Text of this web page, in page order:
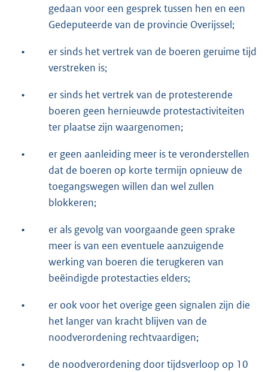
gedaan voor een gesprek tussen hen en een
Gedeputeerde van de provincie Overijssel;
•
er sinds het vertrek van de boeren geruime tijd
verstreken is;
•
er sinds het vertrek van de protesterende
boeren geen hernieuwde protestactiviteiten
ter plaatse zijn waargenomen;
•
er geen aanleiding meer is te veronderstellen
dat de boeren op korte termijn opnieuw de
toegangswegen willen dan wel zullen
blokkeren;
•
er als gevolg van voorgaande geen sprake
meer is van een eventuele aanzuigende
werking van boeren die terugkeren van
beëindigde protestacties elders;
•
er ook voor het overige geen signalen zijn die
het langer van kracht blijven van de
noodverordening rechtvaardigen;
•
de noodverordening door tijdsverloop op 10